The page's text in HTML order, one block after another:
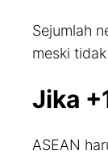
Sejumlah
meski
Jika
ASEAN